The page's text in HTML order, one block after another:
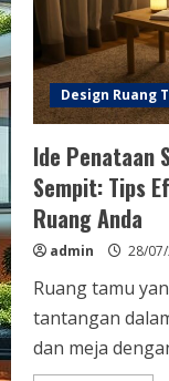
Design Ruang
Ide Penataan
Sempit: Tips
Ruang Anda
admin 28/
Ruang tamu
tantangan
dan meja